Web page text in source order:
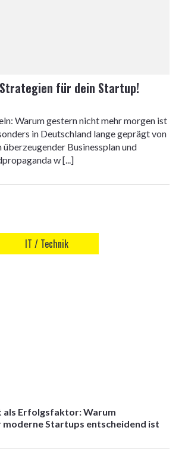
für dein Startup!
Warum gestern nicht mehr morgen ist
in Deutschland lange geprägt von
Businessplan und
w [...]
IT / Technik
Erfolgsfaktor: Warum
Startups entscheidend ist